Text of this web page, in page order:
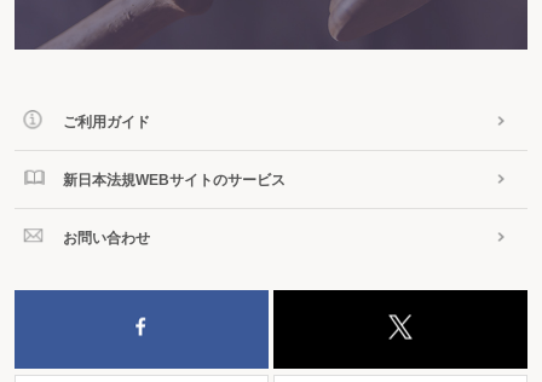
ご利用ガイド
新日本法規WEBサイトのサービス
お問い合わせ